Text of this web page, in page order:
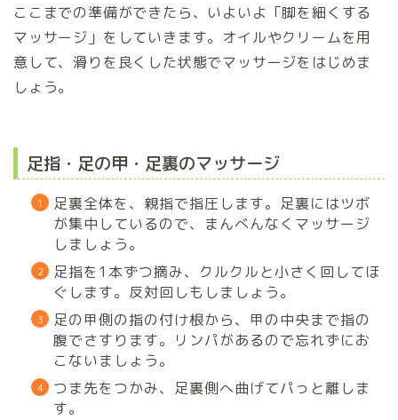
ここまでの準備ができたら、いよいよ「脚を細くする
マッサージ」をしていきます。オイルやクリームを用
意して、滑りを良くした状態でマッサージをはじめま
しょう。
足指・足の甲・足裏のマッサージ
足裏全体を、親指で指圧します。足裏にはツボ
が集中しているので、まんべんなくマッサージ
しましょう。
足指を1本ずつ摘み、クルクルと小さく回してほ
ぐします。反対回しもしましょう。
足の甲側の指の付け根から、甲の中央まで指の
腹でさすります。リンパがあるので忘れずにお
こないましょう。
つま先をつかみ、足裏側へ曲げてパっと離しま
す。